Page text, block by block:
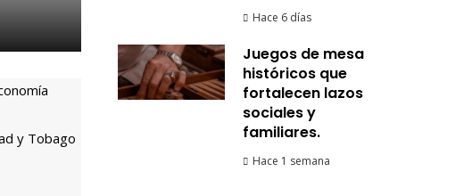
Hace 6 días
Juegos de mesa
históricos que
fortalecen lazos
sociales y
familiares.
Hace 1 semana